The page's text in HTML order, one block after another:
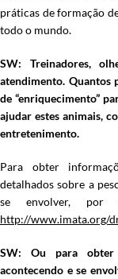
práticas de formação
todo o mundo.
SW: Treinadores,
atendimento. Quantos
de “enriquecimento”
ajudar estes animais,
entretenimento.
Para obter
detalhados sobre a
se envolver,
http://www.imata.org/
SW: Ou para obter
acontecendo e se